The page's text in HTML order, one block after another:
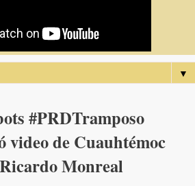
▼
#PRDTramposo
video de Cuauhtémoc
Monreal